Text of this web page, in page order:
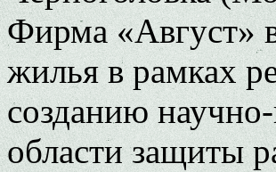
Фирма «Август»
жилья в рамках
созданию
области защиты